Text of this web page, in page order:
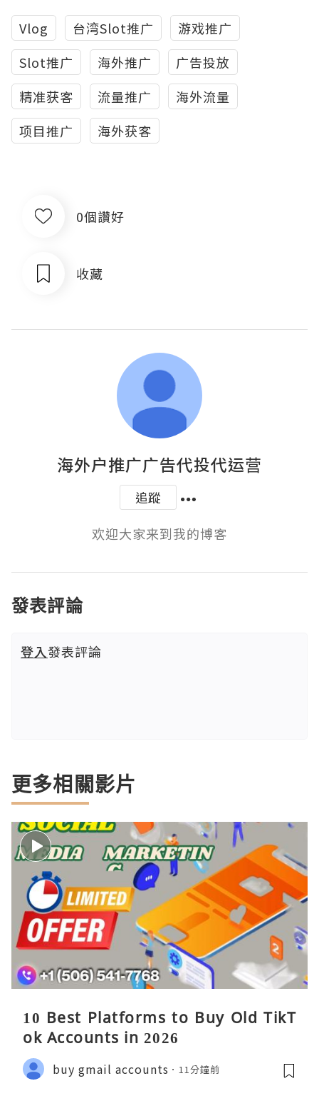
Vlog 台湾Slot推广
游戏推广
Slot推广
海外推广
广告投放
精准获客
流量推广
海外流量
项目推广
海外获客
0個讚好
收藏
海外户推广广告代投代运营
追蹤
欢迎大家来到我的博客
發表評論
登入發表評論
更多相關影片
10 Best Platforms to Buy Old TikT
ok Accounts in 2026
buy gmail accounts 11分鐘前